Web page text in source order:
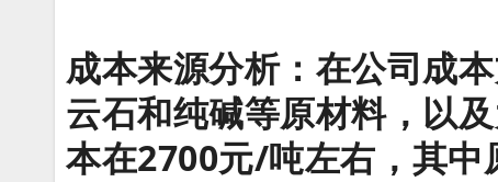
成本来源分析： 在公司成
云石和纯碱等原材料，以
本在2700元/吨左右，其